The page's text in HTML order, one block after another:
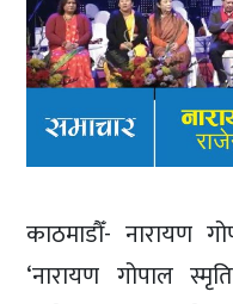
काठमाडौँ- नारायण
‘नारायण गोपाल